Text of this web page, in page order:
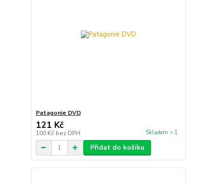
Patagonie DVD
121 Kč
100 Kč bez DPH Skladem > 1
Přidat do košíku